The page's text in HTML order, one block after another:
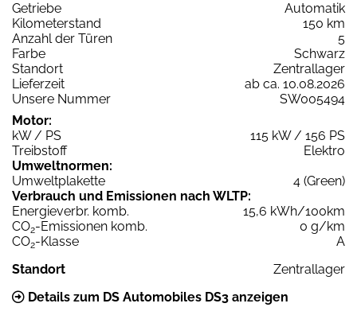
Getriebe
Automatik
Kilometerstand
150 km
Anzahl der Türen
5
Farbe
Schwarz
Standort
Zentrallager
Lieferzeit
ab ca. 10.08.2026
Unsere Nummer
SW005494
Motor:
kW / PS
115 kW / 156 PS
Treibstoff
Elektro
Umweltnormen:
Umweltplakette
4 (Green)
Verbrauch und Emissionen nach WLTP:
Energieverbr. komb.
15,6 kWh/100km
CO2-Emissionen komb.
0 g/km
CO2-Klasse
A
Standort
Zentrallager
Details zum DS Automobiles DS3 anzeigen